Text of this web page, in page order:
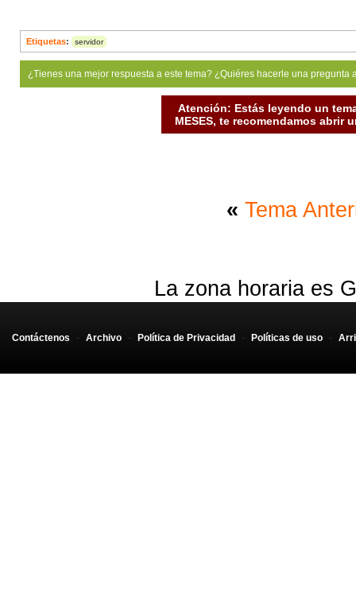
Etiquetas: servidor
¿Tienes una mejor respuesta a este tema? ¿Quiéres hacerle una
Atención: Estás leyendo un
MESES, te recomendamos abrir
« Tema
La zona horaria es
Contáctenos - Archivo - Política de Privacidad - Políticas de uso -